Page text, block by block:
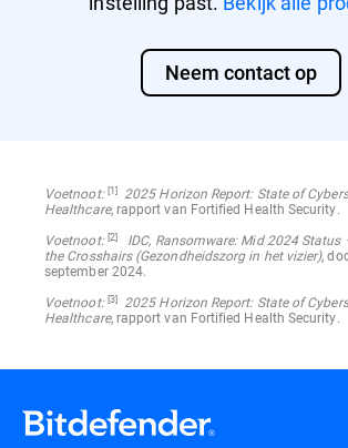
Neem contact op
Voetnoot:[1] 2025 Horizon Report: State of
Healthcare, rapport van Fortified Health Security.
Voetnoot:[2]
IDC, Ransomware: Mid 2024 Status
the Crosshairs (Gezondheidszorg in het vizier),
september 2024.
Voetnoot:[3] 2025 Horizon Report: State of
Healthcare, rapport van Fortified Health Security.